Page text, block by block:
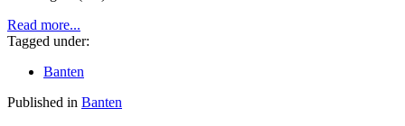
Read more...
Tagged under:
Banten
Published in Banten